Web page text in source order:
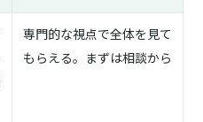
専門的な視点で全体を見て
もらえる。まずは相談から